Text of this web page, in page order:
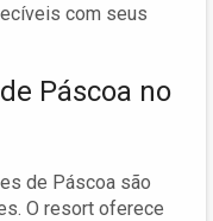
com seus
Páscoa no
de Páscoa são
O resort oferece